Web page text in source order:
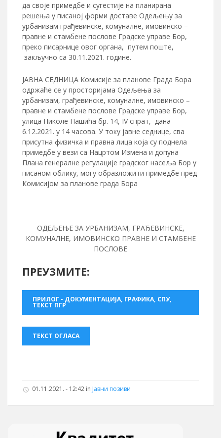
да своје примедбе и сугестије на планирана
решења у писаној форми доставе Одељењу за
урбанизам грађевинске, комуналне, имовинско –
правне и стамбене послове Градске управе Бор,
преко писарнице овог органа, путем поште,
закључно са 30.11.2021. године.
ЈАВНА СЕДНИЦА Комисије за планове Града Бора
одржаће се у просторијама Одељења за
урбанизам, грађевинске, комуналне, имовинско –
правне и стамбене послове Градске управе Бор,
улица Николе Пашића бр. 14, IV спрат, дана
6.12.2021. у 14 часова. У току јавне седнице, сва
присутна физичка и правна лица која су поднела
примедбе у вези са Нацртом Измена и допуна
Плана генералне регулације градског насеља Бор у
писаном облику, могу образложити примедбе пред
Комисијом за планове града Бора
ОДЕЉЕЊЕ ЗА УРБАНИЗАМ, ГРАЂЕВИНСКЕ,
КОМУНАЛНЕ, ИМОВИНСКО ПРАВНЕ И СТАМБЕНЕ
ПОСЛОВЕ
ПРЕУЗМИТЕ:
ПРИЛОГ - ДОКУМЕНТАЦИЈА, ГРАФИКА, СПУ,
ТЕКСТ ПГР
ТЕКСТ ОГЛАСА
01.11.2021. - 12:42 in Јавни позиви